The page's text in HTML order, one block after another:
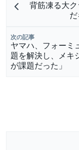
背筋凍る大
次の記事
ヤマハ、フォーミ
題を解決し、メキ
が課題だった」